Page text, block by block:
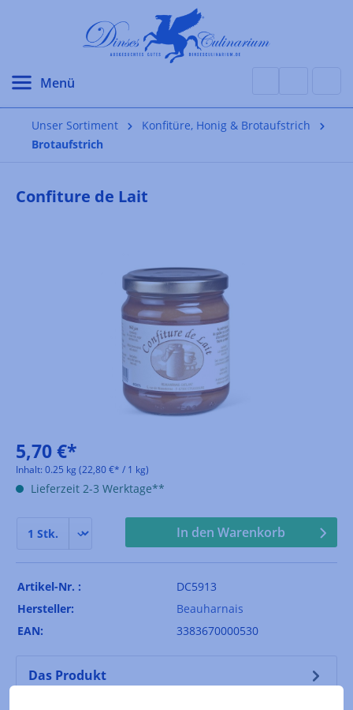
Unser Sortiment
Konfitüre, Honig & Brotaufstrich
Brotaufstrich
Confiture de Lait
5,70 €*
Inhalt: 0.25 kg (22,80 €* / 1 kg)
Lieferzeit 2-3 Werktage**
In den Warenkorb
Artikel-Nr. :
DC5913
Hersteller:
Beauharnais
EAN:
3383670000530
Das Produkt